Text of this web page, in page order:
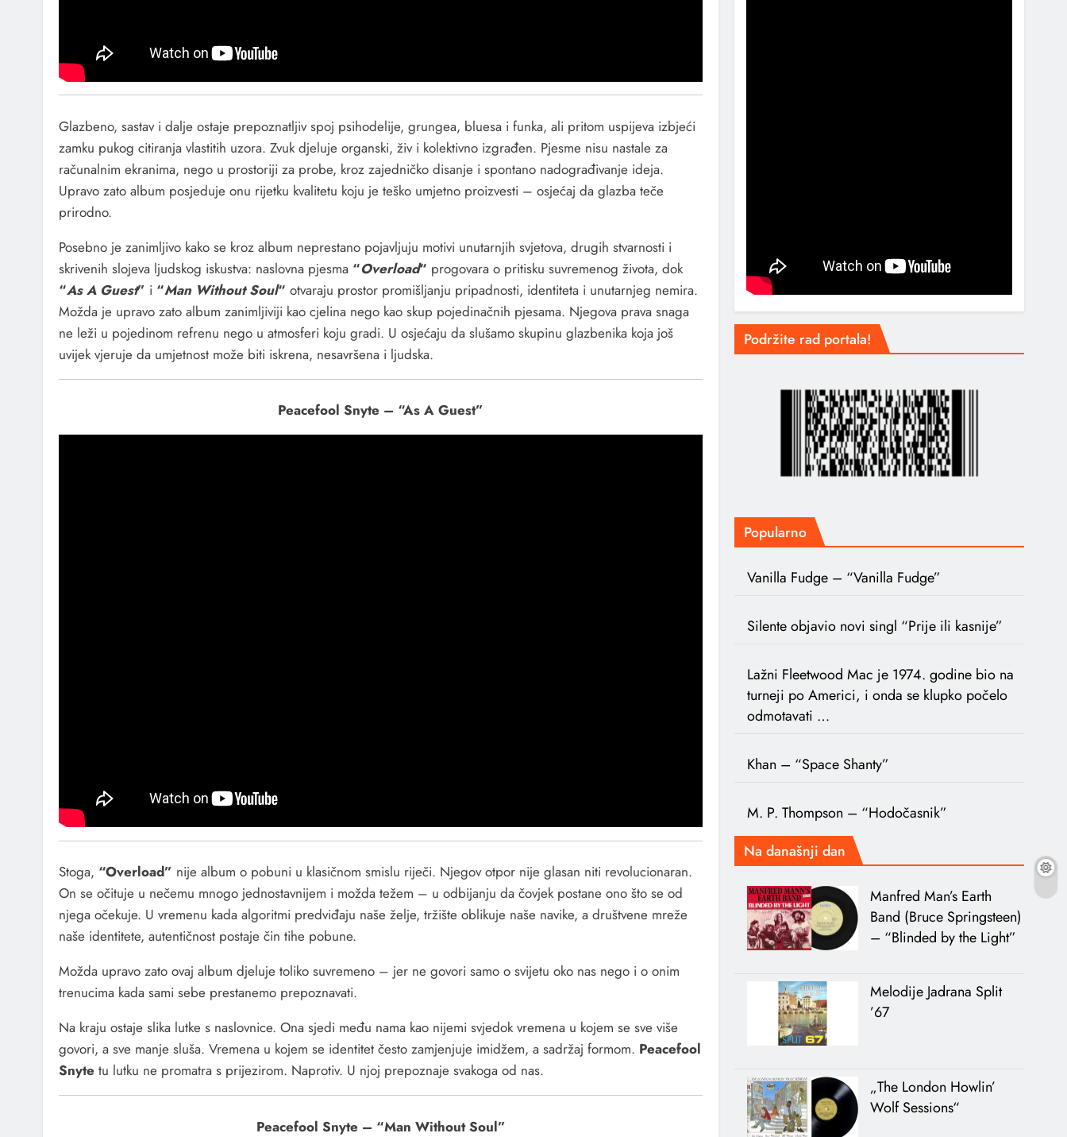
Glazbeno, sastav i dalje ostaje prepoznatljiv spoj psihodelije, grungea, bluesa i funka, ali pritom uspijeva izbjeći
zamku pukog citiranja vlastitih uzora. Zvuk djeluje organski, živ i kolektivno izgrađen. Pjesme nisu nastale za
računalnim ekranima, nego u prostoriji za probe, kroz zajedničko disanje i spontano nadograđivanje ideja.
Upravo zato album posjeduje onu rijetku kvalitetu koju je teško umjetno proizvesti – osjećaj da glazba teče
prirodno.
Posebno je zanimljivo kako se kroz album neprestano pojavljuju motivi unutarnjih svjetova, drugih stvarnosti i
skrivenih slojeva ljudskog iskustva: naslovna pjesma “Overload“ progovara o pritisku suvremenog života, dok
“As A Guest” i “Man Without Soul“ otvaraju prostor promišljanju pripadnosti, identiteta i unutarnjeg nemira.
Možda je upravo zato album zanimljiviji kao cjelina nego kao skup pojedinačnih pjesama. Njegova prava snaga
ne leži u pojedinom refrenu nego u atmosferi koju gradi. U osjećaju da slušamo skupinu glazbenika koja još
uvijek vjeruje da umjetnost može biti iskrena, nesavršena i ljudska.
Peacefool Snyte – “As A Guest”
Stoga, “Overload” nije album o pobuni u klasičnom smislu riječi. Njegov otpor nije glasan niti revolucionaran.
On se očituje u nečemu mnogo jednostavnijem i možda težem – u odbijanju da čovjek postane ono što se od
njega očekuje. U vremenu kada algoritmi predviđaju naše želje, tržište oblikuje naše navike, a društvene mreže
naše identitete, autentičnost postaje čin tihe pobune.
Možda upravo zato ovaj album djeluje toliko suvremeno – jer ne govori samo o svijetu oko nas nego i o onim
trenucima kada sami sebe prestanemo prepoznavati.
Na kraju ostaje slika lutke s naslovnice. Ona sjedi među nama kao nijemi svjedok vremena u kojem se sve više
govori, a sve manje sluša. Vremena u kojem se identitet često zamjenjuje imidžem, a sadržaj formom. Peacefool
Snyte tu lutku ne promatra s prijezirom. Naprotiv. U njoj prepoznaje svakoga od nas.
Peacefool Snyte – “Man Without Soul”
Podržite rad portala!
Popularno
Vanilla Fudge – “Vanilla Fudge”
Silente objavio novi singl “Prije ili kasnije”
Lažni Fleetwood Mac je 1974. godine bio na
turneji po Americi, i onda se klupko počelo
odmotavati …
Khan – “Space Shanty”
M. P. Thompson – “Hodočasnik”
Na današnji dan
Manfred Man’s Earth
Band (Bruce Springsteen)
– “Blinded by the Light”
Melodije Jadrana Split
’67
„The London Howlin’
Wolf Sessions“